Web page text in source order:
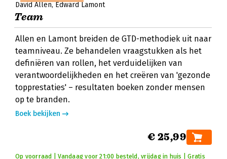
David Allen Edward Lamont
Team
Allen en Lamont breiden de GTD-methodiek uit naar
teamniveau. Ze behandelen vraagstukken als het
definiëren van rollen, het verduidelijken van
verantwoordelijkheden en het creëren van 'gezonde
topprestaties' – resultaten boeken zonder mensen
op te branden.
Boek bekijken
€ 25,99
Op voorraad | Vandaag voor 21:00 besteld, vrijdag in huis | Gratis